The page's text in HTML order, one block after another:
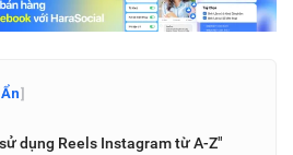
Ẩn]
dụng Reels Instagram từ A-Z"